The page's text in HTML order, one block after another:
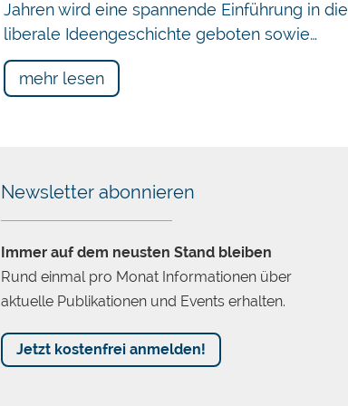
Jahren wird eine spannende Einführung in die
liberale Ideengeschichte geboten sowie…
mehr lesen
Newsletter abonnieren
Immer auf dem neusten Stand bleiben
Rund einmal pro Monat Informationen über
aktuelle Publikationen und Events erhalten.
Jetzt kostenfrei anmelden!